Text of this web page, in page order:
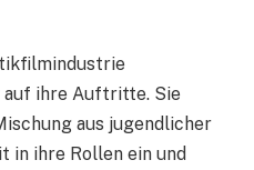
auf ihre Auftritte. Sie
aus jugendlicher
in ihre Rollen ein und